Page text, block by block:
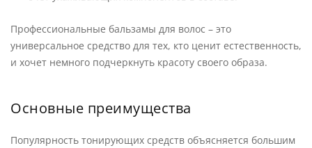
Профессиональные бальзамы для волос – это
универсальное средство для тех, кто ценит естественность,
и хочет немного подчеркнуть красоту своего образа.
Основные преимущества
Популярность тонирующих средств объясняется большим